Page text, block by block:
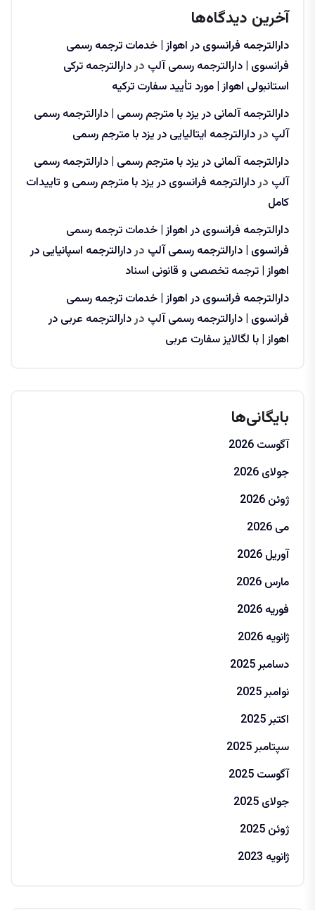
آخرین دیدگاه‌ها
دارالترجمه فرانسوی در اهواز | خدمات ترجمه رسمی
فرانسوی | دارالترجمه رسمی آلپ دردارالترجمه ترکی
استانبولی اهواز | مورد تأیید سفارت ترکیه
دارالترجمه آلمانی در یزد با مترجم رسمی | دارالترجمه رسمی
آلپ دردارالترجمه ایتالیایی در یزد با مترجم رسمی
دارالترجمه آلمانی در یزد با مترجم رسمی | دارالترجمه رسمی
آلپ دردارالترجمه فرانسوی در یزد با مترجم رسمی و تاییدات
کامل
دارالترجمه فرانسوی در اهواز | خدمات ترجمه رسمی
فرانسوی | دارالترجمه رسمی آلپ دردارالترجمه اسپانیایی در
اهواز | ترجمه تخصصی و قانونی اسناد
دارالترجمه فرانسوی در اهواز | خدمات ترجمه رسمی
فرانسوی | دارالترجمه رسمی آلپ دردارالترجمه عربی در
اهواز | با لگالایز سفارت عربی
بایگانی‌ها
آگوست 2026
جولای 2026
ژوئن 2026
می 2026
آوریل 2026
مارس 2026
فوریه 2026
ژانویه 2026
دسامبر 2025
نوامبر 2025
اکتبر 2025
سپتامبر 2025
آگوست 2025
جولای 2025
ژوئن 2025
ژانویه 2023